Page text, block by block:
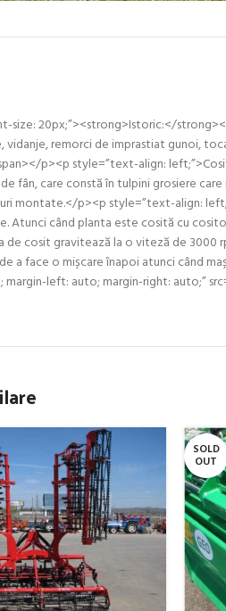
size: 20px;”><strong>Istoric:</
remorci de imprastiat gunoi,
p><p style=”text-align:
fân, care constă în tulpini grosiere
montate.</p><p style=”text-align:
Atunci când planta este cosită cu
de cosit gravitează la o viteză de 3000
a face o mișcare înapoi atunci când
margin-left: auto; margin-right: auto;”
SOLD
OUT